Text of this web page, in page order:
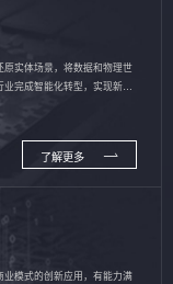
实体场景，将数据和物理世
完成智能化转型，实现新旧
了解更多
模式的创新应用，有能力满